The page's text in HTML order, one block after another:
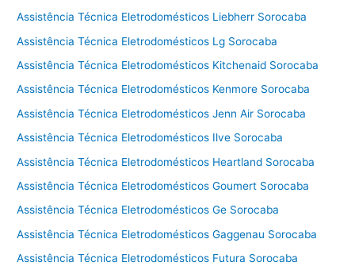
Assistência Técnica Eletrodomésticos Liebherr Sorocaba
Assistência Técnica Eletrodomésticos Lg Sorocaba
Assistência Técnica Eletrodomésticos Kitchenaid Sorocaba
Assistência Técnica Eletrodomésticos Kenmore Sorocaba
Assistência Técnica Eletrodomésticos Jenn Air Sorocaba
Assistência Técnica Eletrodomésticos Ilve Sorocaba
Assistência Técnica Eletrodomésticos Heartland Sorocaba
Assistência Técnica Eletrodomésticos Goumert Sorocaba
Assistência Técnica Eletrodomésticos Ge Sorocaba
Assistência Técnica Eletrodomésticos Gaggenau Sorocaba
Assistência Técnica Eletrodomésticos Futura Sorocaba